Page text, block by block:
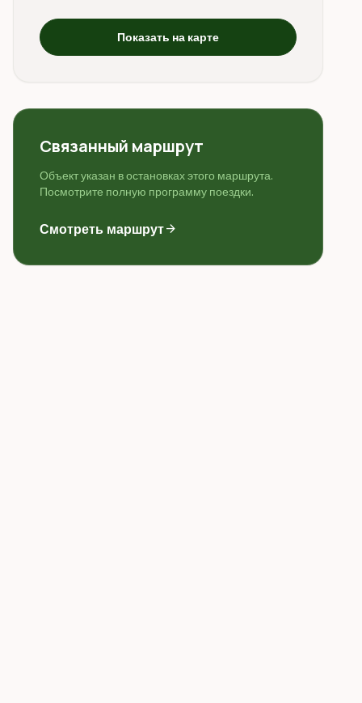
Показать на карте
Связанный маршрут
Объект указан в остановках этого маршрута.
Посмотрите полную программу поездки.
Смотреть маршрутarrow_forward